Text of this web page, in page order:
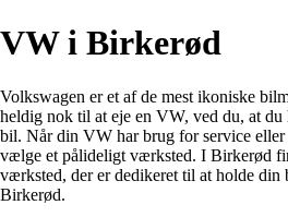
VW i Birkerød
Volkswagen er et af de mest ikoniske
heldig nok til at eje en VW, ved du, at
bil. Når din VW har brug for service eller
vælge et pålideligt værksted. I Birkerød
værksted, der er dedikeret til at holde
Birkerød.